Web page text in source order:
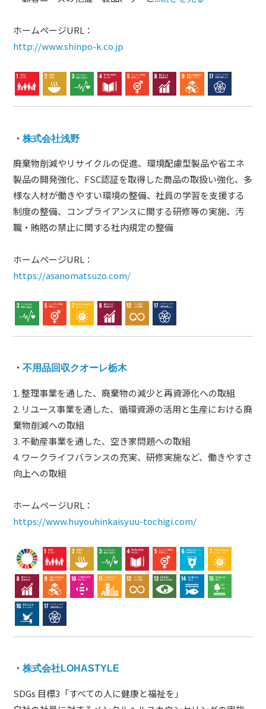
ホームページURL：
http://www.shinpo-k.co.jp
・株式会社浅野
廃棄物削減やリサイクルの促進、環境配慮型製品や省エネ
製品の開発強化、FSC認証を取得した商品の取扱い強化、多
様な人材が働きやすい環境の整備、社員の学習を支援する
制度の整備、コンプライアンスに関する研修等の実施、汚
職・賄賂の禁止に関する社内規定の整備
ホームページURL：
https://asanomatsuzo.com/
・不用品回収クオーレ栃木
1. 整理事業を通した、廃棄物の減少と再資源化への取組
2. リユース事業を通した、循環資源の活用と生産における廃
棄物削減への取組
3. 不動産事業を通した、空き家問題への取組
4. ワークライフバランスの充実、研修実施など、働きやすさ
向上への取組
ホームページURL：
https://www.huyouhinkaisyuu-tochigi.com/
・株式会社LOHASTYLE
SDGs 目標3「すべての人に健康と福祉を」